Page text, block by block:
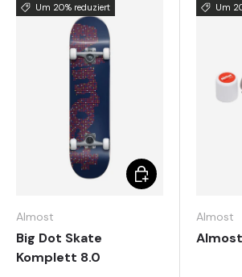
Um 20% reduziert
Almost
Big Dot Skate
Komplett 8.0
Optionen auswählen
Um
Almost